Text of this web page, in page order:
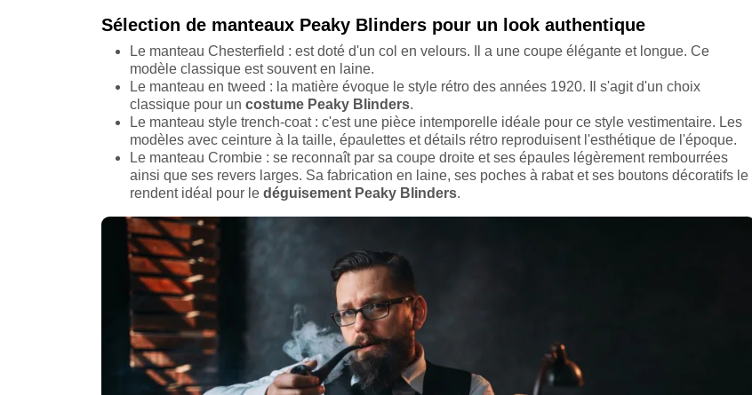
Sélection de manteaux Peaky Blinders pour un look authentique
Le manteau Chesterfield : est doté d'un col en velours. Il a une coupe élégante et longue. Ce
modèle classique est souvent en laine.
Le manteau en tweed : la matière évoque le style rétro des années 1920. Il s'agit d'un choix
classique pour un costume Peaky Blinders.
Le manteau style trench-coat : c'est une pièce intemporelle idéale pour ce style vestimentaire. Les
modèles avec ceinture à la taille, épaulettes et détails rétro reproduisent l'esthétique de l'époque.
Le manteau Crombie : se reconnaît par sa coupe droite et ses épaules légèrement rembourrées
ainsi que ses revers larges. Sa fabrication en laine, ses poches à rabat et ses boutons décoratifs le
rendent idéal pour le déguisement Peaky Blinders.